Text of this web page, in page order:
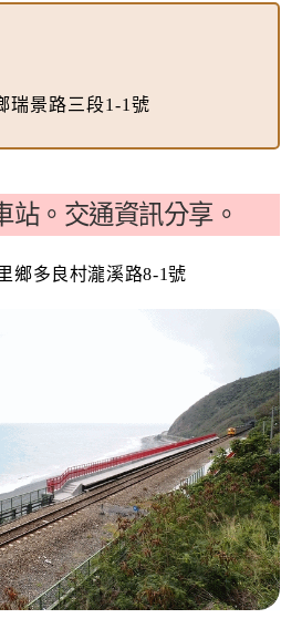
瑞景路三段1-1號
站。交通資訊分享。
鄉多良村瀧溪路8-1號